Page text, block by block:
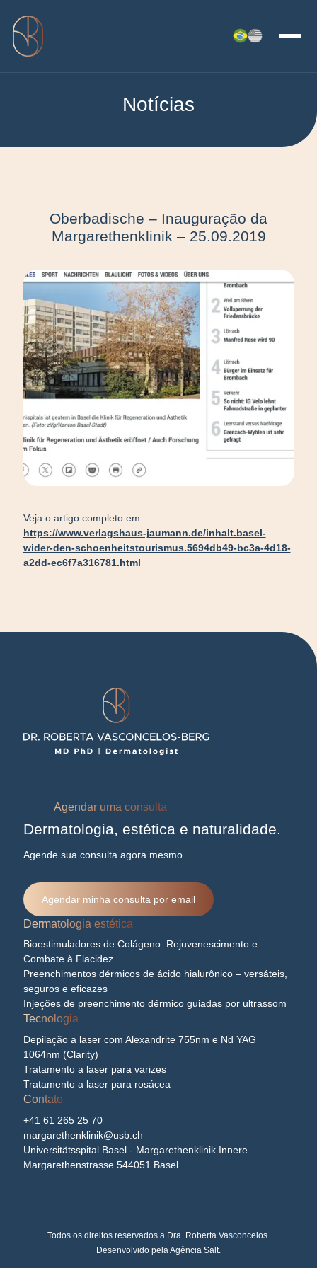
Notícias
Oberbadische – Inauguração da
Margarethenklinik – 25.09.2019
Veja o artigo completo em:
https://www.verlagshaus-jaumann.de/inhalt.basel-
wider-den-schoenheitstourismus.5694db49-bc3a-4d18-
a2dd-ec6f7a316781.html
Agendar uma consulta
Dermatologia, estética e naturalidade.
Agende sua consulta agora mesmo.
Agendar minha consulta por email
Dermatologia estética
Bioestimuladores de Colágeno: Rejuvenescimento e
Combate à Flacidez
Preenchimentos dérmicos de ácido hialurônico – versáteis,
seguros e eficazes
Injeções de preenchimento dérmico guiadas por ultrassom
Tecnologia
Depilação a laser com Alexandrite 755nm e Nd YAG
1064nm (Clarity)
Tratamento a laser para varizes
Tratamento a laser para rosácea
Contato
+41 61 265 25 70
margarethenklinik@usb.ch
Universitätsspital Basel - Margarethenklinik Innere
Margarethenstrasse 544051 Basel
Todos os direitos reservados a Dra. Roberta Vasconcelos.
Desenvolvido pela Agência Salt